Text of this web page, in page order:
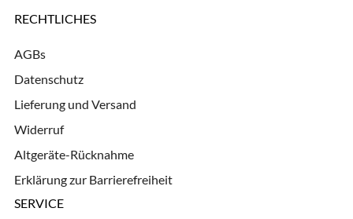
RECHTLICHES
AGBs
Datenschutz
Lieferung und Versand
Widerruf
Altgeräte-Rücknahme
Erklärung zur Barrierefreiheit
SERVICE